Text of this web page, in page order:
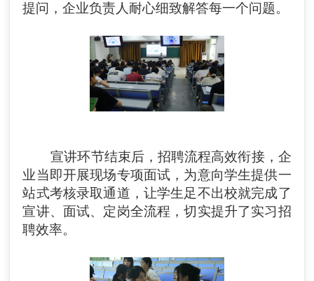
提问 ，企业负责人耐心细致解答每一个问题。
宣讲环节结束后， 招聘流程高效衔接，企
业当即开展现场专项面试，为意向学生提供一
站式考核录取通道 ， 让学生足不出校就完成了
宣讲、面试、定岗全流程，切实提升了实习招
聘效率。